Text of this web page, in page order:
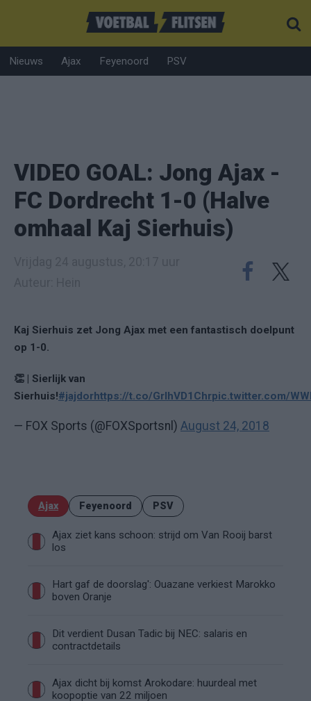
Nieuws Ajax Feyenoord PSV
VIDEO GOAL: Jong Ajax -
FC Dordrecht 1-0 (Halve
omhaal Kaj Sierhuis)
Kaj Sierhuis zet Jong Ajax met een fantastisch doelpunt
op 1-0.
👏 | Sierlijk van
Sierhuis!#jajdorhttps://t.co/GrIhVD1Chrpic.twitter.com/
— FOX Sports (@FOXSportsnl) August 24, 2018
Ajax Feyenoord PSV
Ajax ziet kans schoon: strijd om Van Rooij barst
los
Hart gaf de doorslag': Ouazane verkiest Marokko
boven Oranje
Dit verdient Dusan Tadic bij NEC: salaris en
contractdetails
Ajax dicht bij komst Arokodare: huurdeal met
koopoptie van 22 miljoen